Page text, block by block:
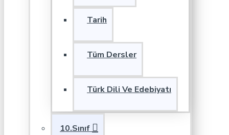
Tarih
Tüm Dersler
Türk Dili Ve Edebiyatı
10.Sınıf